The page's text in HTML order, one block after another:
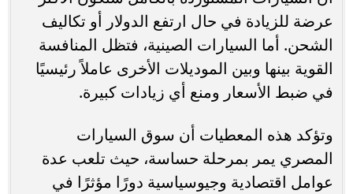
عرضة للزيادة في حال ارتفع الدولار أو تكاليف
الشحن. أما السيارات الصينية، فتظل المنافسة
القوية بينها وبين الموديلات الأخرى عاملاً رئيسيًا
في ضبط الأسعار ومنع أي زيادات كبيرة.
وتؤكد هذه المعطيات أن سوق السيارات
المصري يمر بمرحلة حساسة، حيث تلعب عدة
عوامل اقتصادية وجيوسياسية دورًا مؤثرًا في